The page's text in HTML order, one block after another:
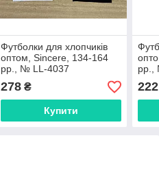
Футболки для хлопчиків
оптом, Sincere, 134-164
рр., № LL-4037
278₴
Купити
рр.,
222